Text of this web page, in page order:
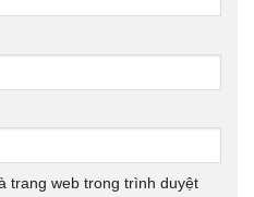
trang web trong trình duyệt